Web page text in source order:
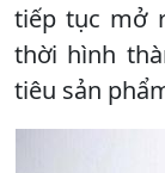
tiếp tục mở
thời hình
tiêu sản